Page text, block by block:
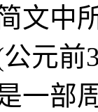
文中
元前
一部